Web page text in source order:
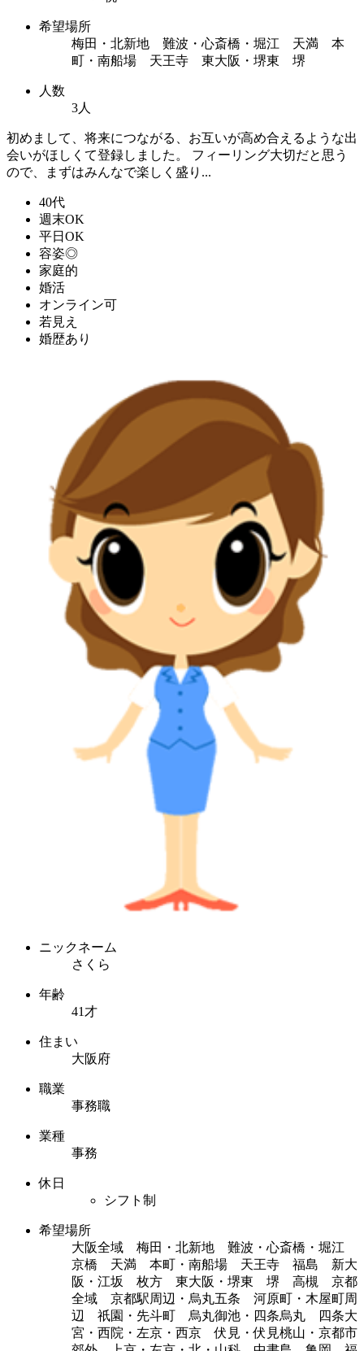
希望場所
梅田・北新地 難波・心斎橋・堀江 天満 本
町・南船場 天王寺 東大阪・堺東 堺
人数
3人
初めまして、将来につながる、お互いが高め合えるような出
会いがほしくて登録しました。 フィーリング大切だと思う
ので、まずはみんなで楽しく盛り...
40代
週末OK
平日OK
容姿◎
家庭的
婚活
オンライン可
若見え
婚歴あり
ニックネーム
さくら
年齢
41才
住まい
大阪府
職業
事務職
業種
事務
休日
シフト制
希望場所
大阪全域 梅田・北新地 難波・心斎橋・堀江
京橋 天満 本町・南船場 天王寺 福島 新大
阪・江坂 枚方 東大阪・堺東 堺 高槻 京都
全域 京都駅周辺・烏丸五条 河原町・木屋町周
辺 祇園・先斗町 烏丸御池・四条烏丸 四条大
宮・西院・左京・西京 伏見・伏見桃山・京都市